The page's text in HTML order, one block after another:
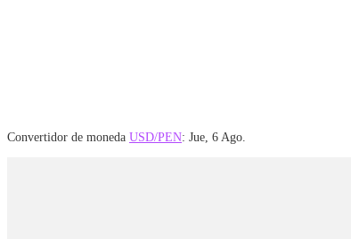
Convertidor de moneda USD/PEN: Jue, 6 Ago.